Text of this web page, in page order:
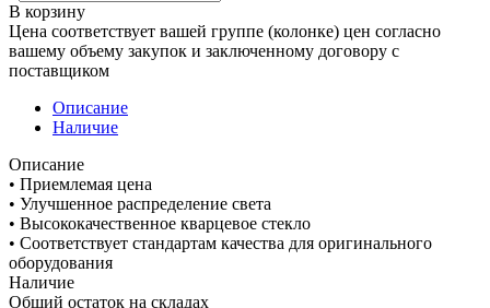
В корзину
Цена соответствует вашей группе (колонке) цен согласно
вашему объему закупок и заключенному договору с
поставщиком
Описание
Наличие
Описание
• Приемлемая цена
• Улучшенное распределение света
• Высококачественное кварцевое стекло
• Соответствует стандартам качества для оригинального
оборудования
Наличие
Общий остаток на складах